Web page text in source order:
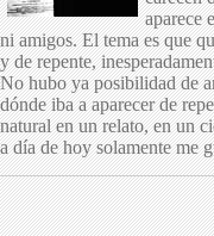
aparece
ni amigos. El tema es que
y de repente,
No hubo ya posibilidad de
dónde iba a aparecer de
natural en un relato, en un
a día de hoy solamente me